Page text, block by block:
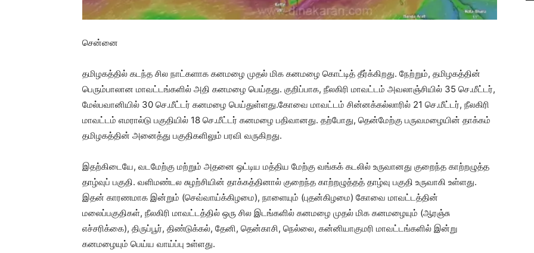
சென்னை
தமிழகத்தில் கடந்த சில நாட்களாக கனமழை முதல் மிக கனமழை கொட்டித் தீர்க்கிறது. நேற்றும், தமிழகத்தின்
பெரும்பாலான மாவட்டங்களில் அதி கனமழை பெய்தது. குறிப்பாக, நீலகிரி மாவட்டம் அவலாஞ்சியில் 35 செ.மீட்டர்,
மேல்பவானியில் 30 செ.மீட்டர் கனமழை பெய்துள்ளது.கோவை மாவட்டம் சின்னக்கல்லாரில் 21 செ.மீட்டர், நீலகிரி
மாவட்டம் எமரால்டு பகுதியில் 18 செ.மீட்டர் கனமழை பதிவானது. தற்போது, தென்மேற்கு பருவமழையின் தாக்கம்
தமிழகத்தின் அனைத்து பகுதிகளிலும் பரவி வருகிறது.
இதற்கிடையே, வடமேற்கு மற்றும் அதனை ஒட்டிய மத்திய மேற்கு வங்கக் கடலில் உருவானது குறைந்த காற்றழுத்த
தாழ்வுப் பகுதி. வளிமண்டல சுழற்சியின் தாக்கத்தினால் குறைந்த காற்றழுத்தத் தாழ்வு பகுதி உருவாகி உள்ளது.
இதன் காரணமாக இன்றும் (செவ்வாய்க்கிழமை), நாளையும் (புதன்கிழமை) கோவை மாவட்டத்தின்
மலைப்பகுதிகள், நீலகிரி மாவட்டத்தில் ஒரு சில இடங்களில் கனமழை முதல் மிக கனமழையும் (ஆரஞ்சு
எச்சரிக்கை), திருப்பூர், திண்டுக்கல், தேனி, தென்காசி, நெல்லை, கன்னியாகுமரி மாவட்டங்களில் இன்று
கனமழையும் பெய்ய வாய்ப்பு உள்ளது.